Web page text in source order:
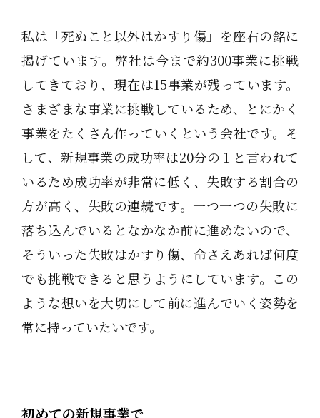
私は「死ぬこと以外はかすり傷」を座右の銘に
掲げています。弊社は今まで約300事業に挑戦
してきており、現在は15事業が残っています。
さまざまな事業に挑戦しているため、とにかく
事業をたくさん作っていくという会社です。そ
して、新規事業の成功率は20分の１と言われて
いるため成功率が非常に低く、失敗する割合の
方が高く、失敗の連続です。一つ一つの失敗に
落ち込んでいるとなかなか前に進めないので、
そういった失敗はかすり傷、命さえあれば何度
でも挑戦できると思うようにしています。この
ような想いを大切にして前に進んでいく姿勢を
常に持っていたいです。
初めての新規事業で